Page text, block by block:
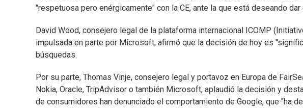
"respetuosa pero enérgicamente" con la CE, ante la que está deseando
David Wood, consejero legal de la plataforma internacional ICOMP
impulsada en parte por Microsoft, afirmó que la decisión de hoy es
búsquedas.
Por su parte, Thomas Vinje, consejero legal y portavoz en Europa de
Nokia, Oracle, TripAdvisor o también Microsoft, aplaudió la decisión y
de consumidores han denunciado el comportamiento de Google, que "ha